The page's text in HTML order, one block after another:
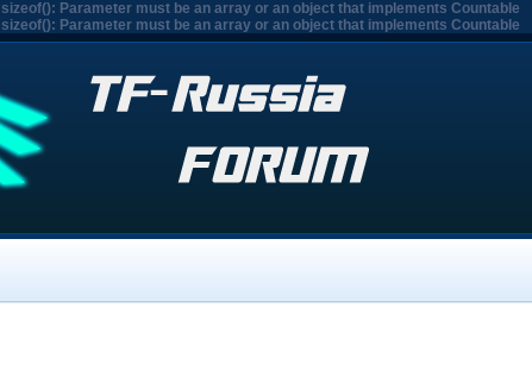
sizeof(): Parameter must be an array or an object that implements Countable
sizeof(): Parameter must be an array or an object that implements Countable